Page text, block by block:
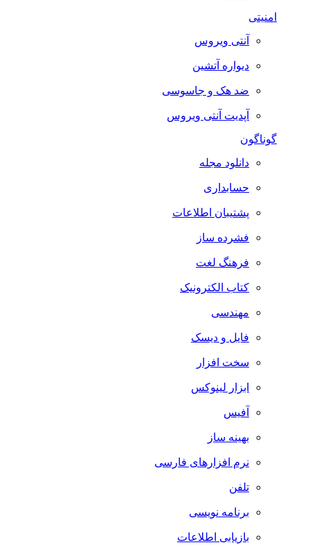
امنیتی
آنتی ویروس
دیواره آتشین
ضد هک و جاسوسی
آپدیت آنتی ویروس
گوناگون
دانلود مجله
حسابداری
پشتیبان اطلاعات
فشرده ساز
فرهنگ لغت
کتاب الکترونیک
مهندسی
فایل و دیسک
سخت افزار
ابزار لینوکس
آفیس
بهینه ساز
نرم افزارهای فارسی
تلفن
برنامه نویسی
بازیابی اطلاعات